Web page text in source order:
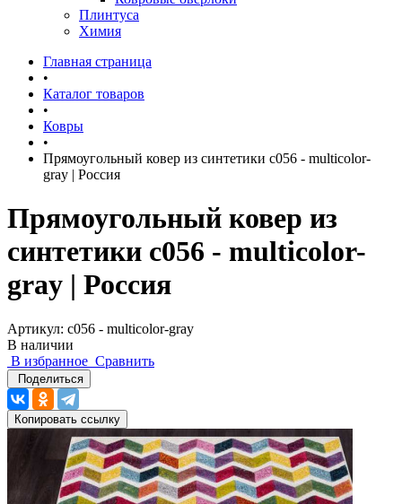
Плинтуса
Химия
Главная страница
•
Каталог товаров
•
Ковры
•
Прямоугольный ковер из синтетики c056 - multicolor-
gray | Россия
Прямоугольный ковер из
синтетики c056 - multicolor-
gray | Россия
Артикул: c056 - multicolor-gray
В наличии
В избранное Сравнить
Поделиться
Копировать ссылку